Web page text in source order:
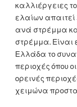
καλλιέργειες
ελαίων
ανά στρέμμα
στρέμμα. Είναι
Ελλάδα το
περιοχές όπου
ορεινές
χειμώνα